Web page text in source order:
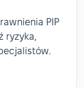
PIP
ryzyka,